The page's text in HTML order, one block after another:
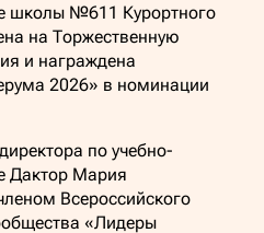
школы №611 Курортного
на Торжественную
и награждена
2026» в номинации
по учебно-
Дактор Мария
Всероссийского
«Лидеры